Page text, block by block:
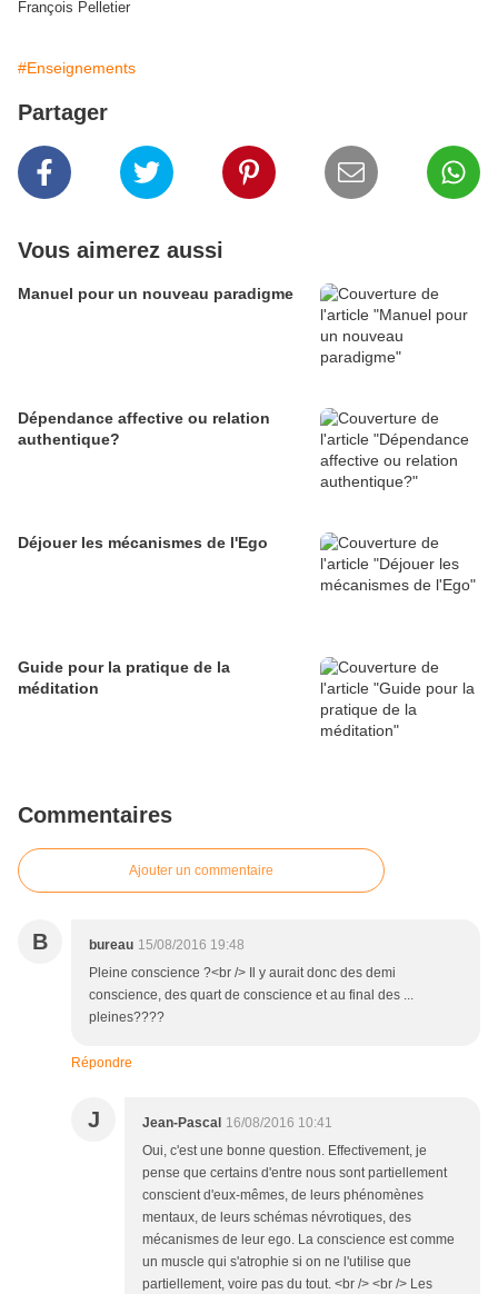
François Pelletier
#Enseignements
Partager
Vous aimerez aussi
Manuel pour un nouveau paradigme
Dépendance affective ou relation
authentique?
Déjouer les mécanismes de l'Ego
Guide pour la pratique de la
méditation
Commentaires
Ajouter un commentaire
B bureau 15/08/2016 19:48
Pleine conscience ?<br /> Il y aurait donc des demi
conscience, des quart de conscience et au final des ...
pleines????
Répondre
J Jean-Pascal 16/08/2016 10:41
Oui, c'est une bonne question. Effectivement, je
pense que certains d'entre nous sont partiellement
conscient d'eux-mêmes, de leurs phénomènes
mentaux, de leurs schémas névrotiques, des
mécanismes de leur ego. La conscience est comme
un muscle qui s'atrophie si on ne l'utilise que
partiellement, voire pas du tout. <br /> <br /> Les